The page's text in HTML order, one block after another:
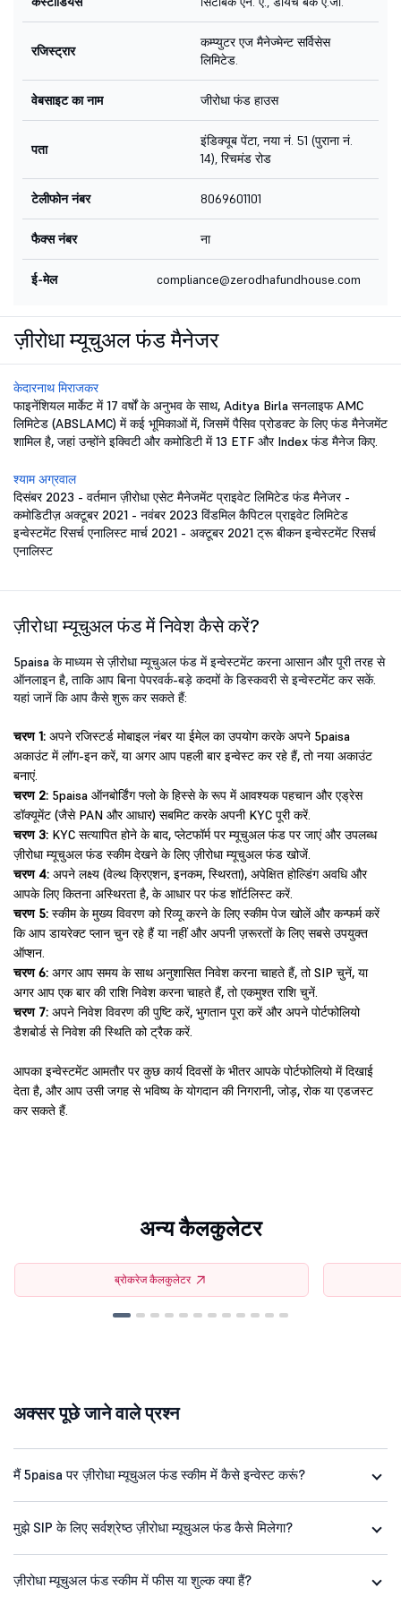
रजिस्ट्रार
कम्प्युटर एज मैनेज्मेन्ट सर्विसेस
लिमिटेड.
वेबसाइट का नाम जीरोधा फंड हाउस
पता
इंडिक्यूब पेंटा, नया नं. 51 (पुराना नं.
14), रिचमंड रोड
टेलीफोन नंबर 8069601101
फैक्स नंबर ना
ई-मेल compliance@zerodhafundhouse.com
ज़ीरोधा म्यूचुअल फंड मैनेजर
केदारनाथ मिराजकर
फाइनेंशियल मार्केट में 17 वर्षों के अनुभव के साथ, Aditya Birla सनलाइफ AMC
लिमिटेड (ABSLAMC) में कई भूमिकाओं में, जिसमें पैसिव प्रोडक्ट के लिए फंड मैनेजमेंट
शामिल है, जहां उन्होंने इक्विटी और कमोडिटी में 13 ETF और Index फंड मैनेज किए.
श्याम अग्रवाल
दिसंबर 2023 - वर्तमान ज़ीरोधा एसेट मैनेजमेंट प्राइवेट लिमिटेड फंड मैनेजर -
कमोडिटीज़ अक्टूबर 2021 - नवंबर 2023 विंडमिल कैपिटल प्राइवेट लिमिटेड
इन्वेस्टमेंट रिसर्च एनालिस्ट मार्च 2021 - अक्टूबर 2021 ट्रू बीकन इन्वेस्टमेंट रिसर्च
एनालिस्ट
ज़ीरोधा म्यूचुअल फंड में निवेश कैसे करें?
5paisa के माध्यम से ज़ीरोधा म्यूचुअल फंड में इन्वेस्टमेंट करना आसान और पूरी तरह से
ऑनलाइन है, ताकि आप बिना पेपरवर्क-बड़े कदमों के डिस्कवरी से इन्वेस्टमेंट कर सकें.
यहां जानें कि आप कैसे शुरू कर सकते हैं:
चरण 1: अपने रजिस्टर्ड मोबाइल नंबर या ईमेल का उपयोग करके अपने 5paisa
अकाउंट में लॉग-इन करें, या अगर आप पहली बार इन्वेस्ट कर रहे हैं, तो नया अकाउंट
बनाएं.
चरण 2: 5paisa ऑनबोर्डिंग फ्लो के हिस्से के रूप में आवश्यक पहचान और एड्रेस
डॉक्यूमेंट (जैसे PAN और आधार) सबमिट करके अपनी KYC पूरी करें.
चरण 3: KYC सत्यापित होने के बाद, प्लेटफॉर्म पर म्यूचुअल फंड पर जाएं और उपलब्ध
ज़ीरोधा म्यूचुअल फंड स्कीम देखने के लिए ज़ीरोधा म्यूचुअल फंड खोजें.
चरण 4: अपने लक्ष्य (वेल्थ क्रिएशन, इनकम, स्थिरता), अपेक्षित होल्डिंग अवधि और
आपके लिए कितना अस्थिरता है, के आधार पर फंड शॉर्टलिस्ट करें.
चरण 5: स्कीम के मुख्य विवरण को रिव्यू करने के लिए स्कीम पेज खोलें और कन्फर्म करें
कि आप डायरेक्ट प्लान चुन रहे हैं या नहीं और अपनी ज़रूरतों के लिए सबसे उपयुक्त
ऑप्शन.
चरण 6: अगर आप समय के साथ अनुशासित निवेश करना चाहते हैं, तो SIP चुनें, या
अगर आप एक बार की राशि निवेश करना चाहते हैं, तो एकमुश्त राशि चुनें.
चरण 7: अपने निवेश विवरण की पुष्टि करें, भुगतान पूरा करें और अपने पोर्टफोलियो
डैशबोर्ड से निवेश की स्थिति को ट्रैक करें.
आपका इन्वेस्टमेंट आमतौर पर कुछ कार्य दिवसों के भीतर आपके पोर्टफोलियो में दिखाई
देता है, और आप उसी जगह से भविष्य के योगदान की निगरानी, जोड़, रोक या एडजस्ट
कर सकते हैं.
अन्य कैलकुलेटर
ब्रोकरेज कैलकुलेटर
अक्सर पूछे जाने वाले प्रश्न
मैं 5paisa पर ज़ीरोधा म्यूचुअल फंड स्कीम में कैसे इन्वेस्ट करूं?
मुझे SIP के लिए सर्वश्रेष्ठ ज़ीरोधा म्यूचुअल फंड कैसे मिलेगा?
ज़ीरोधा म्यूचुअल फंड स्कीम में फीस या शुल्क क्या हैं?